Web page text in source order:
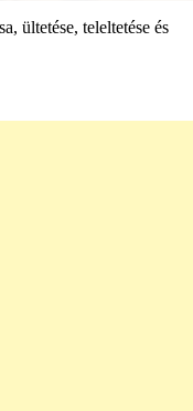
ültetése, teleltetése és